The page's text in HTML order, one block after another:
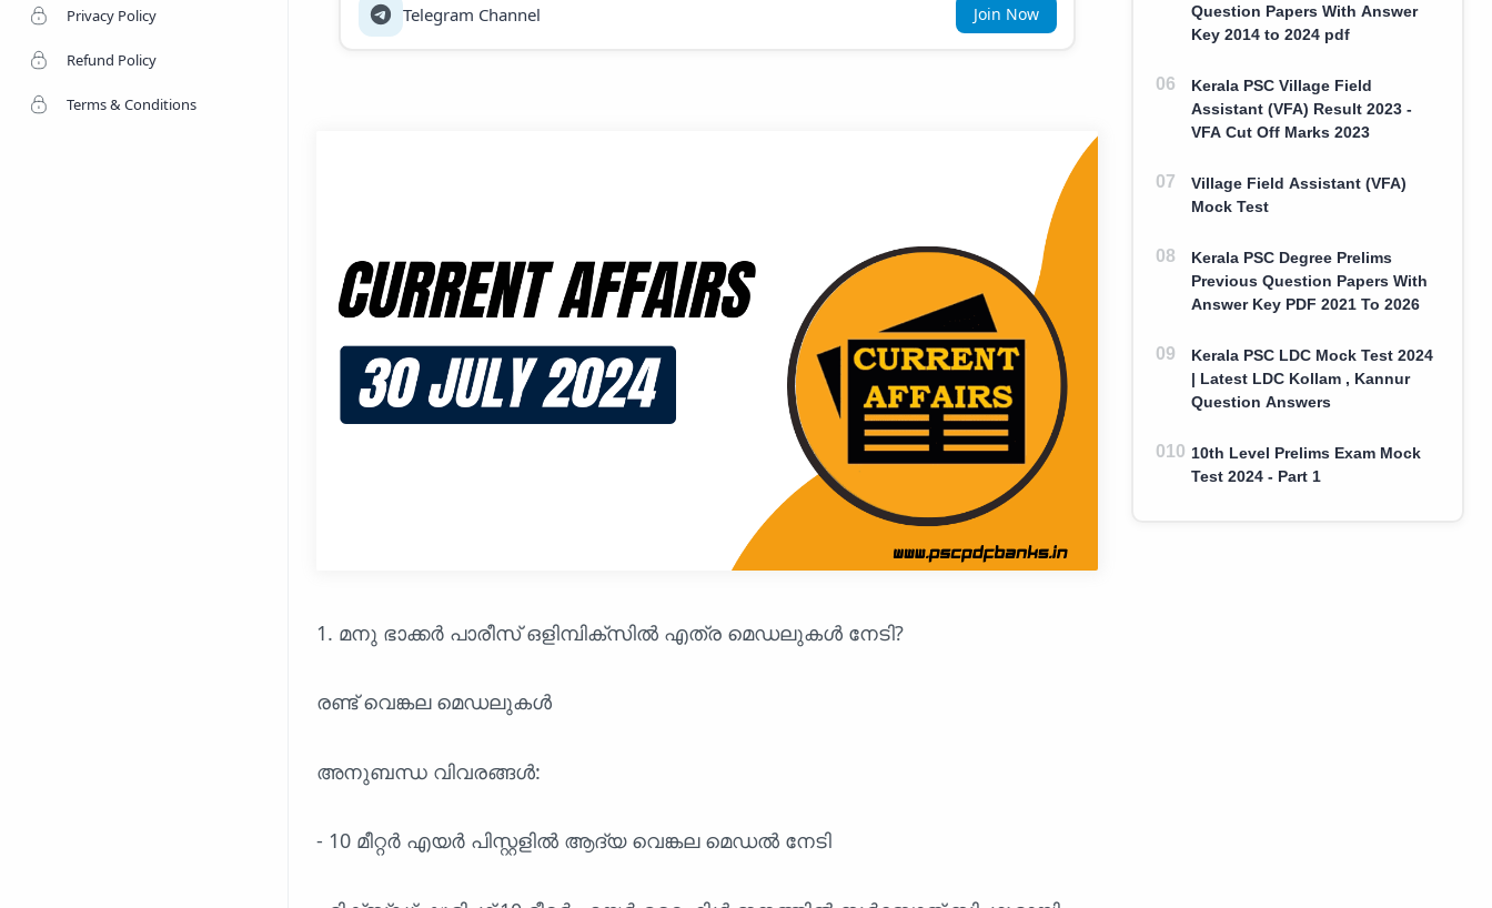
Privacy Policy
Refund Policy
Terms & Conditions
Telegram Channel Join Now
1. മനു ഭാക്കർ പാരീസ് ഒളിമ്പിക്സിൽ എത്ര മെഡലുകൾ നേടി?
രണ്ട് വെങ്കല മെഡലുകൾ
അനുബന്ധ വിവരങ്ങൾ:
- 10 മീറ്റർ എയർ പിസ്റ്റളിൽ ആദ്യ വെങ്കല മെഡൽ നേടി
Question Papers With Answer
Key 2014 to 2024 pdf
Kerala PSC Village Field
Assistant (VFA) Result 2023 -
VFA Cut Off Marks 2023
Village Field Assistant (VFA)
Mock Test
Kerala PSC Degree Prelims
Previous Question Papers With
Answer Key PDF 2021 To 2026
Kerala PSC LDC Mock Test 2024
| Latest LDC Kollam , Kannur
Question Answers
10th Level Prelims Exam Mock
Test 2024 - Part 1